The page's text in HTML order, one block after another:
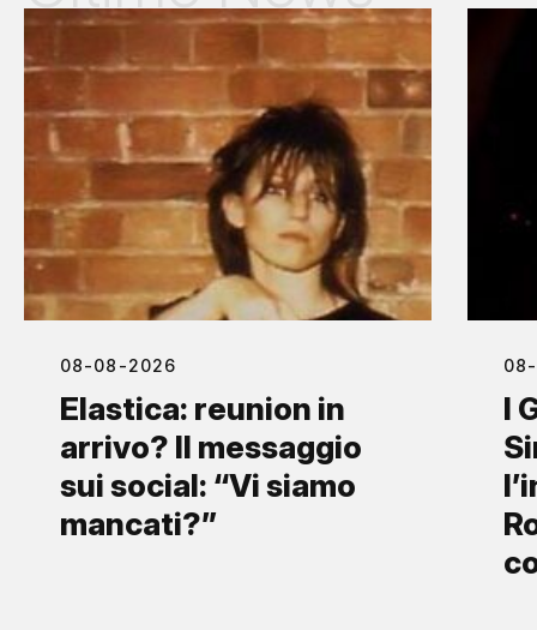
08-08-2026
Elastica: reunion in
arrivo? Il messaggio
sui social: “Vi siamo
mancati?”
I